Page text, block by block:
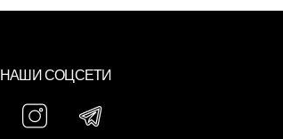
НАШИ СОЦСЕТИ